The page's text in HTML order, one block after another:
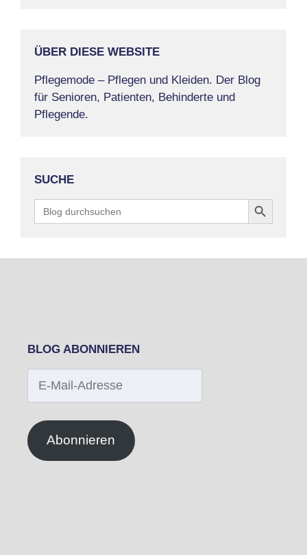
ÜBER DIESE WEBSITE
Pflegemode – Pflegen und Kleiden. Der Blog
für Senioren, Patienten, Behinderte und
Pflegende.
SUCHE
Search
for:
Search Button
BLOG ABONNIEREN
Mail-
Abonnieren